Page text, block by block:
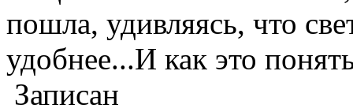
пошла, удивляясь, что
удобнее...И как это
Записан